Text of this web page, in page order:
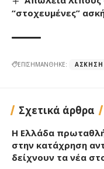
“στοχευμένες”
ΕΠΙΣΗΜΑΝΘΗΚΕ: ΆΣΚΗΣΗ
Σχετικά άρθρα
Η Ελλάδα
στην κατάχρηση
δείχνουν τα νέα